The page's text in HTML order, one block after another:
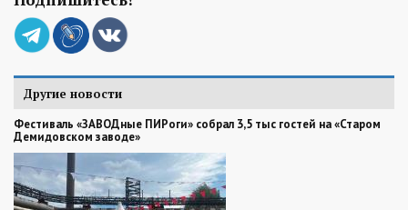
Другие новости
Фестиваль «ЗАВОДные ПИРоги» собрал 3,5 тыс гостей на «Старом
Демидовском заводе»